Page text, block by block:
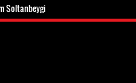
Soltanbeygi